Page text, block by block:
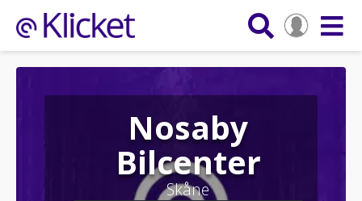
Nosaby
Bilcenter
Skåne